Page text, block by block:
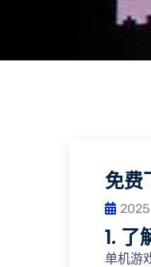
免费
1. 了
单机游